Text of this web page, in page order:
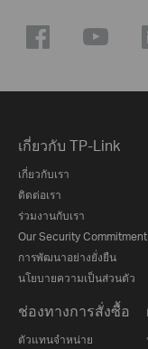
เกี่ยวกับ TP-Link
เกี่ยวกับเรา
ติดต่อเรา
ร่วมงานกับเรา
Our Security Commitment
การพัฒนาอย่างยั่งยืน
นโยบายความเป็นส่วนตัว
ช่องทางการสั่งซื้อ
ตัวแทนจำหน่าย